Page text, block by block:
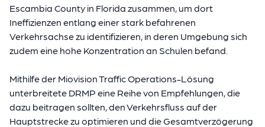
Escambia County in Florida zusammen, um dort
Ineffizienzen entlang einer stark befahrenen
Verkehrsachse zu identifizieren, in deren Umgebung sich
zudem eine hohe Konzentration an Schulen befand.
Mithilfe der Miovision Traffic Operations-Lösung
unterbreitete DRMP eine Reihe von Empfehlungen, die
dazu beitragen sollten, den Verkehrsfluss auf der
Hauptstrecke zu optimieren und die Gesamtverzögerung